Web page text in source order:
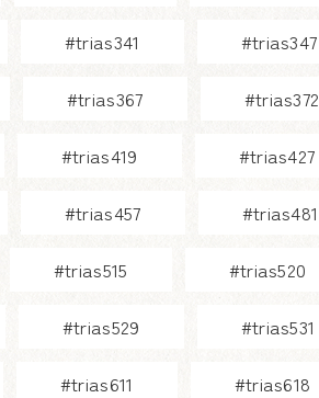
#trias341 #trias347
#trias367 #trias372
#trias419 #trias427
#trias457 #trias481
#trias515 #trias520
#trias529 #trias531
#trias611 #trias618